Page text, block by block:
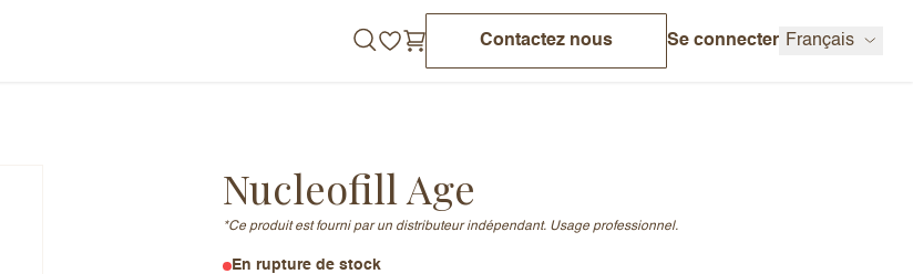
Contactez nous Se connecter Français
Nucleofill Age
*Ce produit est fourni par un distributeur indépendant. Usage professionnel.
En rupture de stock